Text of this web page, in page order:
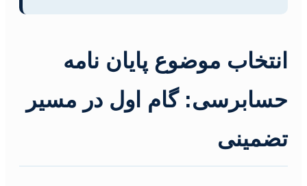
انتخاب موضوع پایان نامه
حسابرسی: گام اول در مسیر
تضمینی